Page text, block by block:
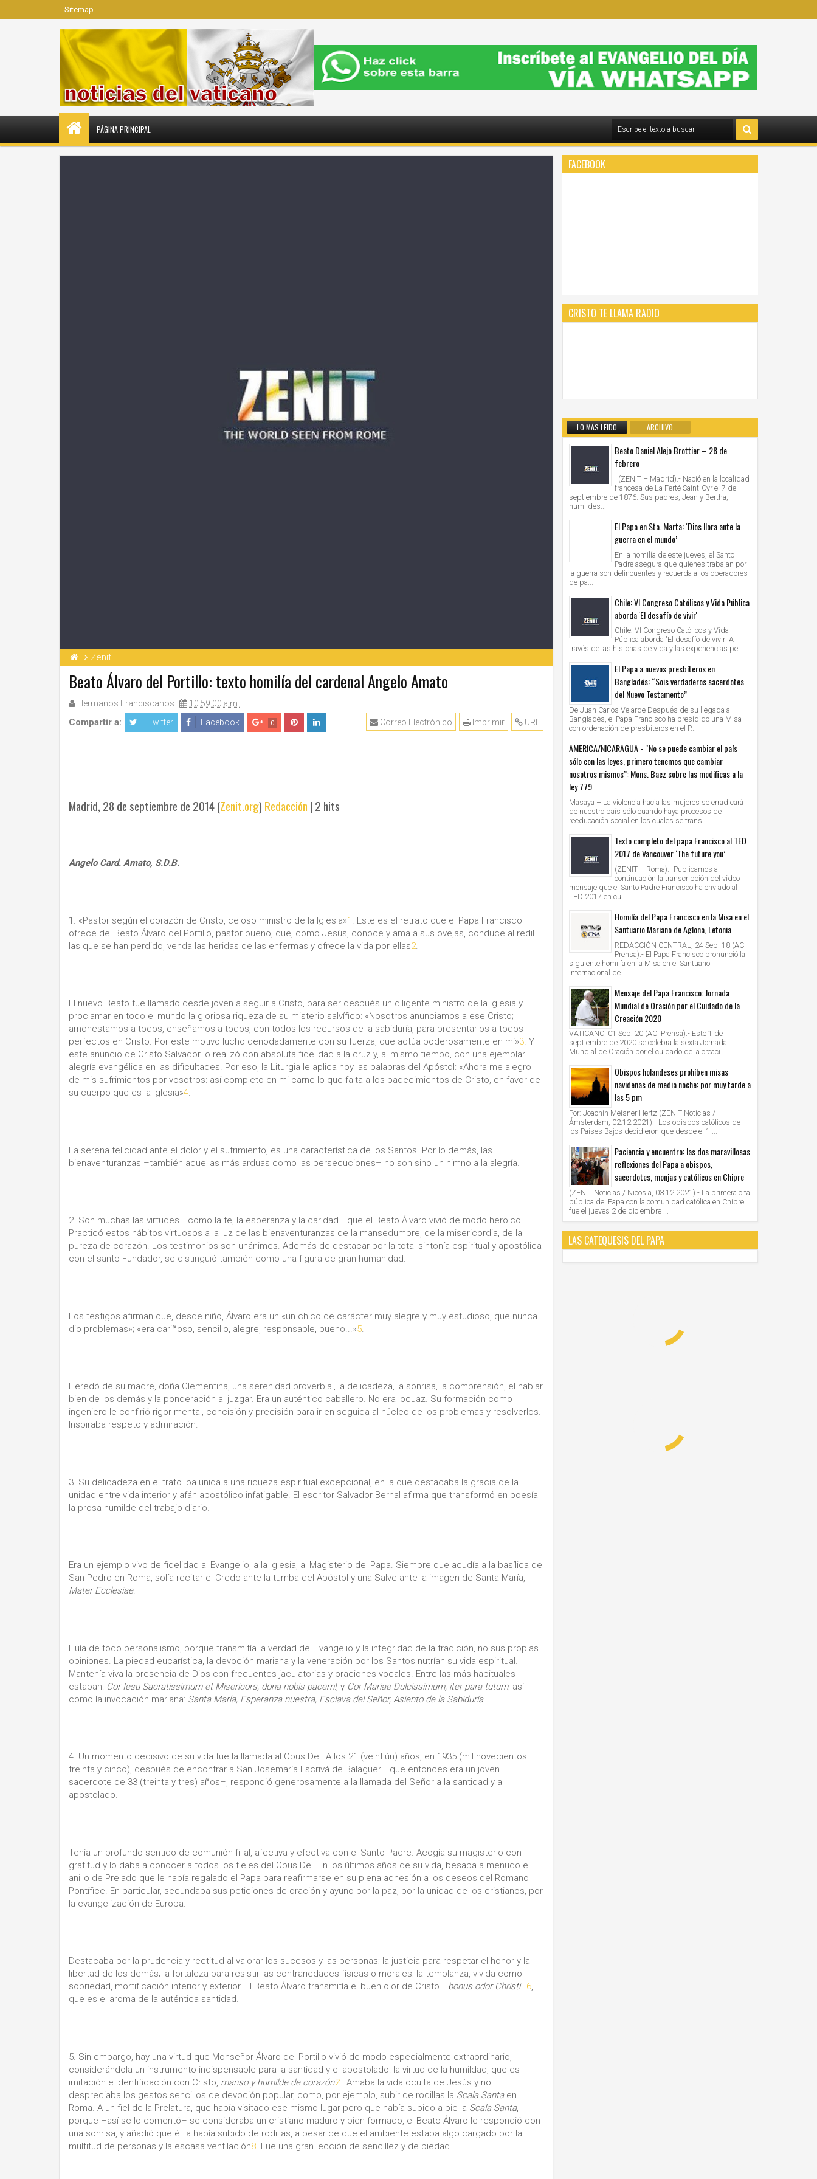
Sitemap
PÁGINA PRINCIPAL
Zenit
Beato Álvaro del Portillo: texto homilía del cardenal Angelo Amato
Hermanos Franciscanos 10:59:00 a.m.
Compartir a: Twitter Facebook 0 URL
Imprimir
Correo Electrónico
Madrid, 28 de septiembre de 2014 (Zenit.org) Redacción | 2 hits
Angelo Card. Amato, S.D.B.
1. «Pastor según el corazón de Cristo, celoso ministro de la Iglesia»1
. Este es el retrato que el Papa Francisco
ofrece del Beato Álvaro del Portillo, pastor bueno, que, como Jesús, conoce y ama a sus ovejas, conduce al redil
las que se han perdido, venda las heridas de las enfermas y ofrece la vida por ellas2
El nuevo Beato fue llamado desde joven a seguir a Cristo, para ser después un diligente ministro de la Iglesia y
proclamar en todo el mundo la gloriosa riqueza de su misterio salvífico: «Nosotros anunciamos a ese Cristo;
amonestamos a todos, enseñamos a todos, con todos los recursos de la sabiduría, para presentarlos a todos
perfectos en Cristo. Por este motivo lucho denodadamente con su fuerza, que actúa poderosamente en mí»3. Y
este anuncio de Cristo Salvador lo realizó con absoluta fidelidad a la cruz y, al mismo tiempo, con una ejemplar
alegría evangélica en las dificultades. Por eso, la Liturgia le aplica hoy las palabras del Apóstol: «Ahora me alegro
de mis sufrimientos por vosotros: así completo en mi carne lo que falta a los padecimientos de Cristo, en favor de
su cuerpo que es la Iglesia»4.
La serena felicidad ante el dolor y el sufrimiento, es una característica de los Santos. Por lo demás, las
bienaventuranzas –también aquellas más arduas como las persecuciones– no son sino un himno a la alegría.
2. Son muchas las virtudes –como la fe, la esperanza y la caridad– que el Beato Álvaro vivió de modo heroico.
Practicó estos hábitos virtuosos a la luz de las bienaventuranzas de la mansedumbre, de la misericordia, de la
pureza de corazón. Los testimonios son unánimes. Además de destacar por la total sintonía espiritual y apostólica
con el santo Fundador, se distinguió también como una figura de gran humanidad.
Los testigos afirman que, desde niño, Álvaro era un «un chico de carácter muy alegre y muy estudioso, que nunca
dio problemas»; «era cariñoso, sencillo, alegre, responsable, bueno...»5
Heredó de su madre, doña Clementina, una serenidad proverbial, la delicadeza, la sonrisa, la comprensión, el hablar
bien de los demás y la ponderación al juzgar. Era un auténtico caballero. No era locuaz. Su formación como
ingeniero le confirió rigor mental, concisión y precisión para ir en seguida al núcleo de los problemas y resolverlos.
Inspiraba respeto y admiración.
3. Su delicadeza en el trato iba unida a una riqueza espiritual excepcional, en la que destacaba la gracia de la
unidad entre vida interior y afán apostólico infatigable. El escritor Salvador Bernal afirma que transformó en poesía
la prosa humilde del trabajo diario.
Era un ejemplo vivo de fidelidad al Evangelio, a la Iglesia, al Magisterio del Papa. Siempre que acudía a la basílica de
San Pedro en Roma, solía recitar el Credo ante la tumba del Apóstol y una Salve ante la imagen de Santa María,
Mater Ecclesiae.
Huía de todo personalismo, porque transmitía la verdad del Evangelio y la integridad de la tradición, no sus propias
opiniones. La piedad eucarística, la devoción mariana y la veneración por los Santos nutrían su vida espiritual.
Mantenía viva la presencia de Dios con frecuentes jaculatorias y oraciones vocales. Entre las más habituales
estaban: Cor Iesu Sacratissimum et Misericors, dona nobis pacem!, y Cor Mariae Dulcissimum, iter para tutum; así
como la invocación mariana: Santa María, Esperanza nuestra, Esclava del Señor, Asiento de la Sabiduría.
4. Un momento decisivo de su vida fue la llamada al Opus Dei. A los 21 (veintiún) años, en 1935 (mil novecientos
treinta y cinco), después de encontrar a San Josemaría Escrivá de Balaguer –que entonces era un joven
sacerdote de 33 (treinta y tres) años–, respondió generosamente a la llamada del Señor a la santidad y al
apostolado.
Tenía un profundo sentido de comunión filial, afectiva y efectiva con el Santo Padre. Acogía su magisterio con
gratitud y lo daba a conocer a todos los fieles del Opus Dei. En los últimos años de su vida, besaba a menudo el
anillo de Prelado que le había regalado el Papa para reafirmarse en su plena adhesión a los deseos del Romano
Pontífice. En particular, secundaba sus peticiones de oración y ayuno por la paz, por la unidad de los cristianos, por
la evangelización de Europa.
Destacaba por la prudencia y rectitud al valorar los sucesos y las personas; la justicia para respetar el honor y la
libertad de los demás; la fortaleza para resistir las contrariedades físicas o morales; la templanza, vivida como
sobriedad, mortificación interior y exterior. El Beato Álvaro transmitía el buen olor de Cristo –bonus odor Christi–6,
que es el aroma de la auténtica santidad.
5. Sin embargo, hay una virtud que Monseñor Álvaro del Portillo vivió de modo especialmente extraordinario,
considerándola un instrumento indispensable para la santidad y el apostolado: la virtud de la humildad, que es
imitación e identificación con Cristo, manso y humilde de corazón7
. Amaba la vida oculta de Jesús y no
despreciaba los gestos sencillos de devoción popular, como, por ejemplo, subir de rodillas la Scala Santaen
Roma. A un fiel de la Prelatura, que había visitado ese mismo lugar pero que había subido a pie la Scala Santa,
porque –así se lo comentó– se consideraba un cristiano maduro y bien formado, el Beato Álvaro le respondió con
una sonrisa, y añadió que él la había subido de rodillas, a pesar de que el ambiente estaba algo cargado por la
multitud de personas y la escasa ventilación8 . Fue una gran lección de sencillez y de piedad.
FACEBOOK
CRISTO TE LLAMA RADIO
LO MÁS LEIDO ARCHIVO
Beato Daniel Alejo Brottier – 28 de
febrero
(ZENIT – Madrid).- Nació en la localidad
francesa de La Ferté Saint-Cyr el 7 de
septiembre de 1876. Sus padres, Jean y Bertha,
humildes...
El Papa en Sta. Marta: ‘Dios llora ante la
guerra en el mundo’
En la homilía de este jueves, el Santo
Padre asegura que quienes trabajan por
la guerra son delincuentes y recuerda a los operadores
de pa...
Chile: VI Congreso Católicos y Vida Pública
aborda 'El desafío de vivir'
Chile: VI Congreso Católicos y Vida
Pública aborda 'El desafío de vivir' A
través de las historias de vida y las experiencias pe...
El Papa a nuevos presbíteros en
Bangladés: “Sois verdaderos sacerdotes
del Nuevo Testamento”
De Juan Carlos Velarde Después de su llegada a
Bangladés, el Papa Francisco ha presidido una Misa
con ordenación de presbíteros en el P...
AMERICA/NICARAGUA - “No se puede cambiar el país
sólo con las leyes, primero tenemos que cambiar
nosotros mismos”: Mons. Baez sobre las modificas a la
ley 779
Masaya – La violencia hacia las mujeres se erradicará
de nuestro país sólo cuando haya procesos de
reeducación social en los cuales se trans...
Texto completo del papa Francisco al TED
2017 de Vancouver ‘The future you’
(ZENIT – Roma).- Publicamos a
continuación la transcripción del vídeo
mensaje que el Santo Padre Francisco ha enviado al
TED 2017 en cu...
Homilía del Papa Francisco en la Misa en el
Santuario Mariano de Aglona, Letonia
REDACCIÓN CENTRAL, 24 Sep. 18 (ACI
Prensa).- El Papa Francisco pronunció la
siguiente homilía en la Misa en el Santuario
Internacional de...
Mensaje del Papa Francisco: Jornada
Mundial de Oración por el Cuidado de la
Creación 2020
VATICANO, 01 Sep. 20 (ACI Prensa).- Este 1 de
septiembre de 2020 se celebra la sexta Jornada
Mundial de Oración por el cuidado de la creaci...
Obispos holandeses prohíben misas
navideñas de media noche: por muy tarde a
las 5 pm
Por: Joachin Meisner Hertz (ZENIT Noticias /
Ámsterdam, 02.12.2021).- Los obispos católicos de
los Países Bajos decidieron que desde el 1 ...
Paciencia y encuentro: las dos maravillosas
reflexiones del Papa a obispos,
sacerdotes, monjas y católicos en Chipre
(ZENIT Noticias / Nicosia, 03.12.2021).- La primera cita
pública del Papa con la comunidad católica en Chipre
fue el jueves 2 de diciembre ...
LAS CATEQUESIS DEL PAPA